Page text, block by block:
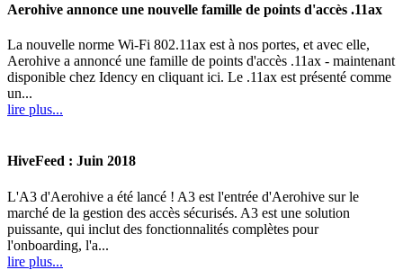
Aerohive annonce une nouvelle famille de points d'accès .11ax
La nouvelle norme Wi-Fi 802.11ax est à nos portes, et avec elle,
Aerohive a annoncé une famille de points d'accès .11ax - maintenant
disponible chez Idency en cliquant ici. Le .11ax est présenté comme
un...
lire plus...
HiveFeed : Juin 2018
L'A3 d'Aerohive a été lancé ! A3 est l'entrée d'Aerohive sur le
marché de la gestion des accès sécurisés. A3 est une solution
puissante, qui inclut des fonctionnalités complètes pour
l'onboarding, l'a...
lire plus...